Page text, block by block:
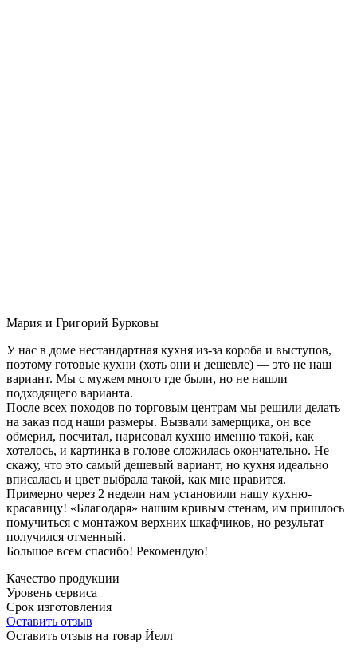
Мария и Григорий Бурковы
У нас в доме нестандартная кухня из-за короба и выступов,
поэтому готовые кухни (хоть они и дешевле) — это не наш
вариант. Мы с мужем много где были, но не нашли
подходящего варианта.
После всех походов по торговым центрам мы решили делать
на заказ под наши размеры. Вызвали замерщика, он все
обмерил, посчитал, нарисовал кухню именно такой, как
хотелось, и картинка в голове сложилась окончательно. Не
скажу, что это самый дешевый вариант, но кухня идеально
вписалась и цвет выбрала такой, как мне нравится.
Примерно через 2 недели нам установили нашу кухню-
красавицу! «Благодаря» нашим кривым стенам, им пришлось
помучиться с монтажом верхних шкафчиков, но результат
получился отменный.
Большое всем спасибо! Рекомендую!
Качество продукции
Уровень сервиса
Срок изготовления
Оставить отзыв
Оставить отзыв на товар Йелл